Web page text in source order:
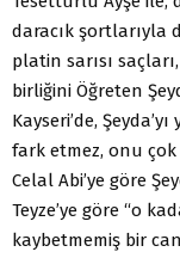
daracık şortlarıyla
platin sarısı
birliğini Öğreten
Kayseri’de,
fark etmez, onu çok
Celal Abi’ye göre
Teyze’ye göre “o
kaybetmemiş bir